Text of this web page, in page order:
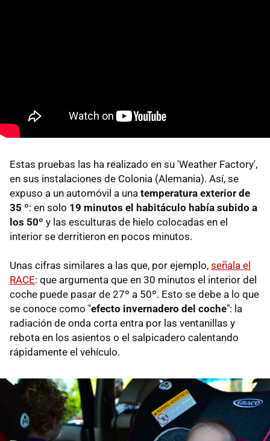
Estas pruebas las ha realizado en su 'Weather Factory',
en sus instalaciones de Colonia (Alemania). Así, se
expuso a un automóvil a una temperatura exterior de
35 º: en solo 19 minutos el habitáculo había subido a
los 50º y las esculturas de hielo colocadas en el
interior se derritieron en pocos minutos.
Unas cifras similares a las que, por ejemplo, señala el
RACE: que argumenta que en 30 minutos el interior del
coche puede pasar de 27º a 50º. Esto se debe a lo que
se conoce como "efecto invernadero del coche": la
radiación de onda corta entra por las ventanillas y
rebota en los asientos o el salpicadero calentando
rápidamente el vehículo.